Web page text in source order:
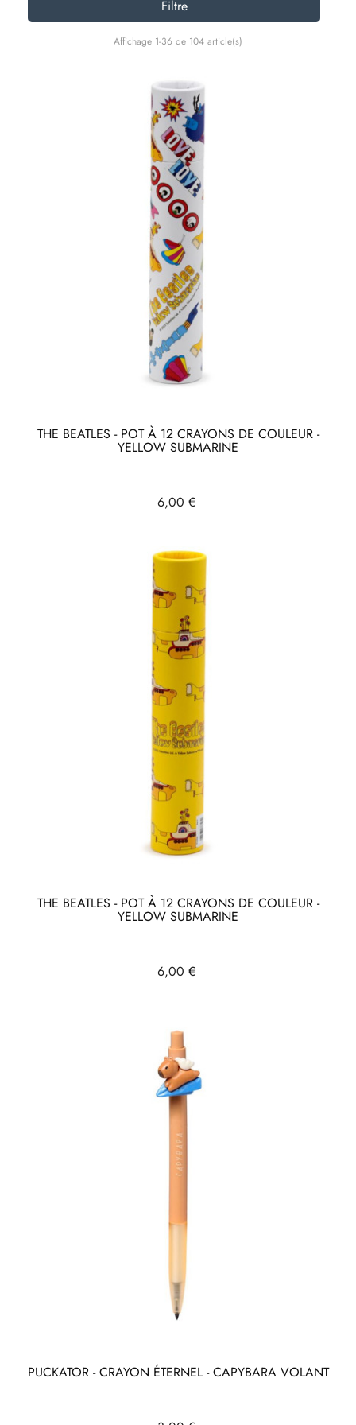
Filtre
Affichage 1-36 de 104 article(s)
THE BEATLES - POT À 12 CRAYONS DE COULEUR -
YELLOW SUBMARINE
Prix
6,00 €
THE BEATLES - POT À 12 CRAYONS DE COULEUR -
YELLOW SUBMARINE
Prix
6,00 €
PUCKATOR - CRAYON ÉTERNEL - CAPYBARA VOLANT